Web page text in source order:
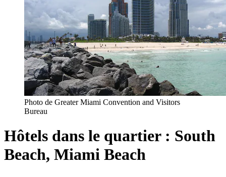
Photo de Greater Miami Convention and Visitors
Bureau
Hôtels dans le quartier : South
Beach, Miami Beach